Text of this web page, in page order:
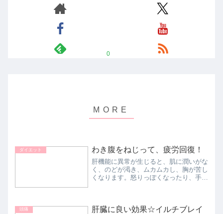
0
ダイエット わき腹をねじって、疲労回復！
肝機能に異常が生じると、肌に潤いがな
く、のどが渇き、ムカムカし、胸が苦し
くなります。怒りっぽくなったり、手の
乾きます。 「足を上げ、手...
頭痛
肝臓に良い効果☆イルチブレイ